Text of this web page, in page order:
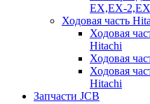
EX,EX-
Ходовая часть
Ходовая
Hitachi
Ходовая
Ходовая
Hitachi
Запчасти JCB